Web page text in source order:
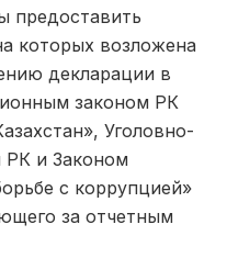
предоставить
которых возложена
декларации в
законом РК
Уголовно-
РК и Законом
с коррупцией»
за отчетным